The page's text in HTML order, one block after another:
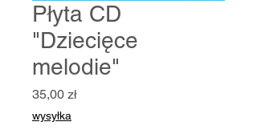
Płyta CD
"Dziecięce
melodie"
35,00 złCena
wysyłka